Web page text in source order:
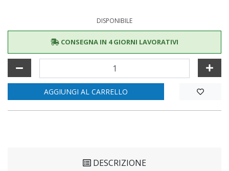
DISPONIBILE
CONSEGNA IN 4 GIORNI LAVORATIVI
AGGIUNGI AL CARRELLO
DESCRIZIONE